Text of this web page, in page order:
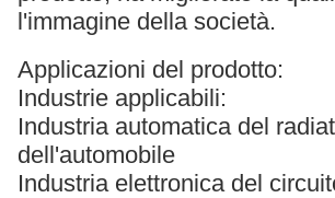
l'immagine della società.
Applicazioni del prodotto:
Industrie applicabili:
Industria automatica del
dell'automobile
Industria elettronica del